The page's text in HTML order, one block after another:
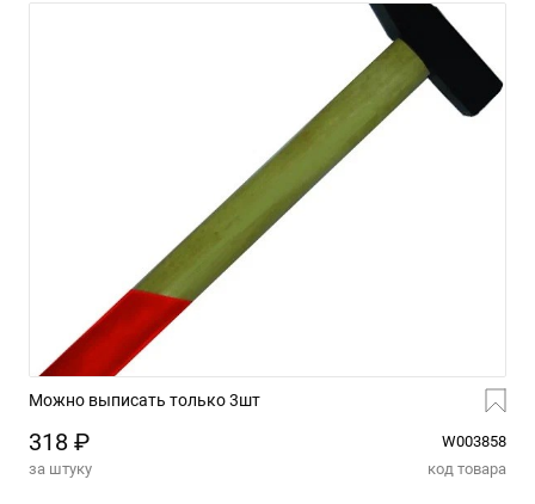
Можно выписать только 3шт
318 ₽
W003858
за штуку
код товара